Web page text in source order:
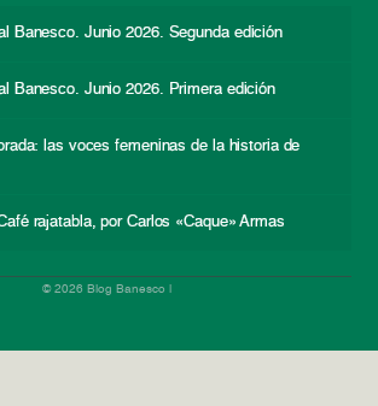
Banesco. Junio 2026. Segunda edición
Banesco. Junio 2026. Primera edición
las voces femeninas de la historia de
rajatabla, por Carlos «Caque» Armas
© 2026 Blog Banesco |